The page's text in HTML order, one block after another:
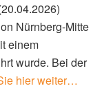
Nürnberg-Mitte
einem
wurde. Bei der
hier weiter…